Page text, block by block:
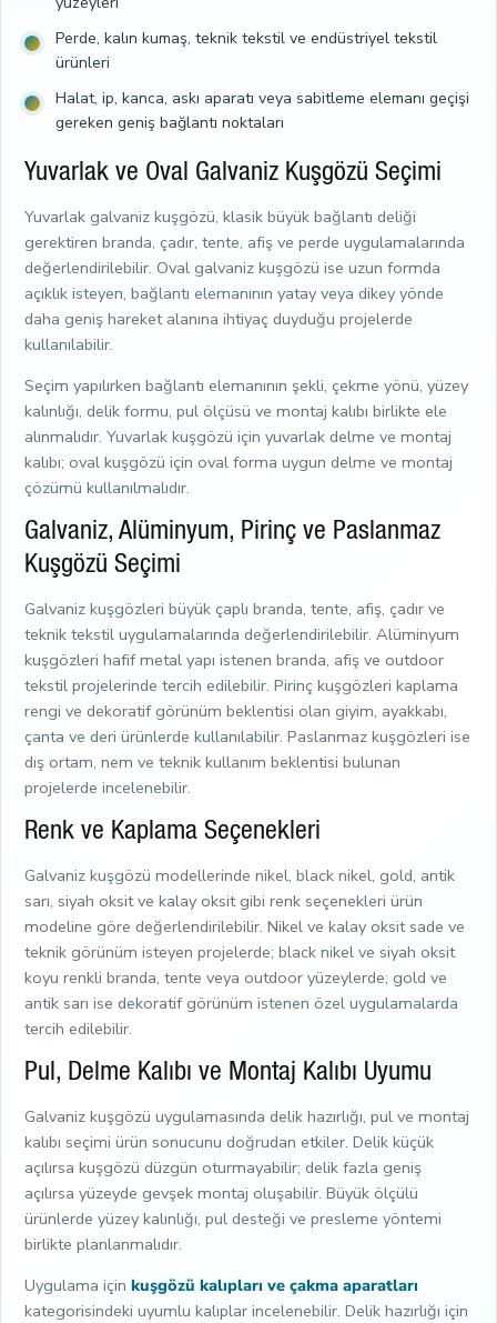
Perde, kalın kumaş, teknik tekstil ve endüstriyel tekstil
ürünleri
Halat, ip, kanca, askı aparatı veya sabitleme elemanı geçişi
gereken geniş bağlantı noktaları
Yuvarlak ve Oval Galvaniz Kuşgözü Seçimi
Yuvarlak galvaniz kuşgözü, klasik büyük bağlantı deliği
gerektiren branda, çadır, tente, afiş ve perde uygulamalarında
değerlendirilebilir. Oval galvaniz kuşgözü ise uzun formda
açıklık isteyen, bağlantı elemanının yatay veya dikey yönde
daha geniş hareket alanına ihtiyaç duyduğu projelerde
kullanılabilir.
Seçim yapılırken bağlantı elemanının şekli, çekme yönü, yüzey
kalınlığı, delik formu, pul ölçüsü ve montaj kalıbı birlikte ele
alınmalıdır. Yuvarlak kuşgözü için yuvarlak delme ve montaj
kalıbı; oval kuşgözü için oval forma uygun delme ve montaj
çözümü kullanılmalıdır.
Galvaniz, Alüminyum, Pirinç ve Paslanmaz
Kuşgözü Seçimi
Galvaniz kuşgözleri büyük çaplı branda, tente, afiş, çadır ve
teknik tekstil uygulamalarında değerlendirilebilir. Alüminyum
kuşgözleri hafif metal yapı istenen branda, afiş ve outdoor
tekstil projelerinde tercih edilebilir. Pirinç kuşgözleri kaplama
rengi ve dekoratif görünüm beklentisi olan giyim, ayakkabı,
çanta ve deri ürünlerde kullanılabilir. Paslanmaz kuşgözleri ise
dış ortam, nem ve teknik kullanım beklentisi bulunan
projelerde incelenebilir.
Renk ve Kaplama Seçenekleri
Galvaniz kuşgözü modellerinde nikel, black nikel, gold, antik
sarı, siyah oksit ve kalay oksit gibi renk seçenekleri ürün
modeline göre değerlendirilebilir. Nikel ve kalay oksit sade ve
teknik görünüm isteyen projelerde; black nikel ve siyah oksit
koyu renkli branda, tente veya outdoor yüzeylerde; gold ve
antik sarı ise dekoratif görünüm istenen özel uygulamalarda
tercih edilebilir.
Pul, Delme Kalıbı ve Montaj Kalıbı Uyumu
Galvaniz kuşgözü uygulamasında delik hazırlığı, pul ve montaj
kalıbı seçimi ürün sonucunu doğrudan etkiler. Delik küçük
açılırsa kuşgözü düzgün oturmayabilir; delik fazla geniş
açılırsa yüzeyde gevşek montaj oluşabilir. Büyük ölçülü
ürünlerde yüzey kalınlığı, pul desteği ve presleme yöntemi
birlikte planlanmalıdır.
Uygulama için kuşgözü kalıpları ve çakma aparatları
kategorisindeki uyumlu kalıplar incelenebilir. Delik hazırlığı için